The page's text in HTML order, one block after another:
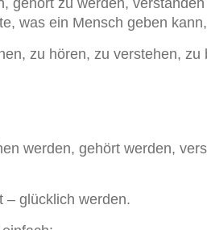
gehört zu werden,
was ein Mensch geben
zu hören, zu verstehen, zu
werden, gehört werden,
– glücklich werden.